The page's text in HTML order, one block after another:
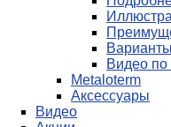
Видео по
Metaloterm
Аксессуары
Видео